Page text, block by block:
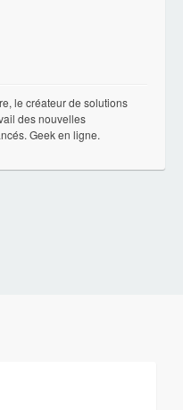
le créateur de solutions
des nouvelles
Geek en ligne.